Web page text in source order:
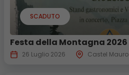
SCADUTO
Festa della Montagna 2026
26 Luglio 2026 Castel Mauro